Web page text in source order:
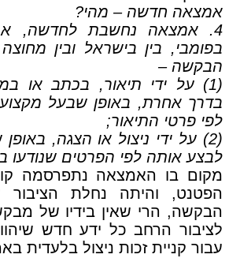
אמצאה חדשה – מהי?
4. אמצאה נחשבת לחדשה,
בפומבי, בין בישראל ובין
הבקשה –
(1) על ידי תיאור, בכתב או
בדרך אחרת, באופן שבעל
לפי פרטי התיאור;
(2) על ידי ניצול או הצגה,
לבצע אותה לפי הפרטים שנודעו
מקום בו האמצאה נתפרסמה
הפטנט, והיתה נחלת הציבור
הבקשה, הרי שאין בידיו של
לציבור הרחב כל ידע חדש
עבור קניית זכות ניצול בלעדית